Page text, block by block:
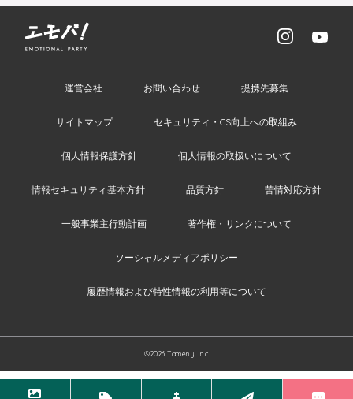
運営会社 お問い合わせ 提携先募集
サイトマップ セキュリティ・CS向上への取組み
個人情報保護方針 個人情報の取扱いについて
情報セキュリティ基本方針 品質方針 苦情対応方針
一般事業主行動計画 著作権・リンクについて
ソーシャルメディアポリシー
履歴情報および特性情報の利用等について
©2026 Tameny Inc.